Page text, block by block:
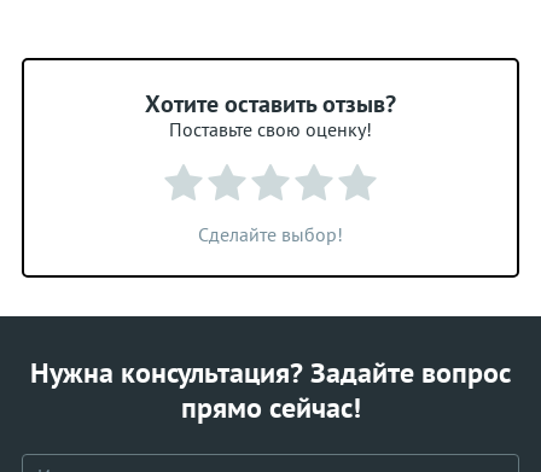
Хотите оставить отзыв?
Поставьте свою оценку!
Сделайте выбор!
Нужна консультация? Задайте вопрос
прямо сейчас!